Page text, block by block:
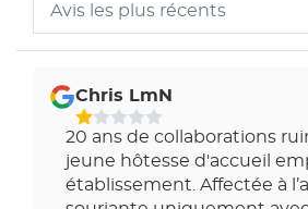
Avis les plus récents
avis
Chris LmN
1
Étoiles
Sur
5
20 ans de collaborations
jeune hôtesse d'accueil
établissement. Affectée à